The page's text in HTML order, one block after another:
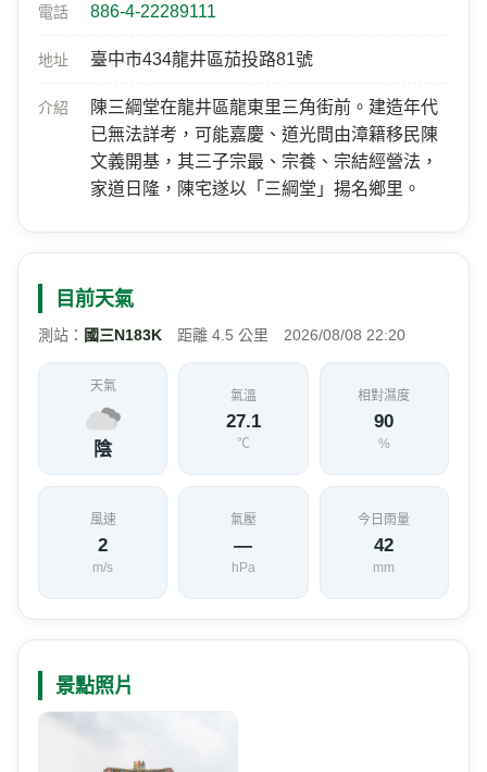
電話 886-4-22289111
地址 臺中市434龍井區茄投路81號
介紹
陳三綱堂在龍井區龍東里三角街前。建造年代
已無法詳考，可能嘉慶、道光間由漳籍移民陳
文義開基，其三子宗最、宗養、宗結經營法，
家道日隆，陳宅遂以「三綱堂」揚名鄉里。
目前天氣
測站： 國三N183K 距離 4.5 公里 2026/08/08 22:20
天氣
陰
氣溫
27.1
℃
相對濕度
90
%
風速
2
m/s
氣壓
—
hPa
今日雨量
42
mm
景點照片